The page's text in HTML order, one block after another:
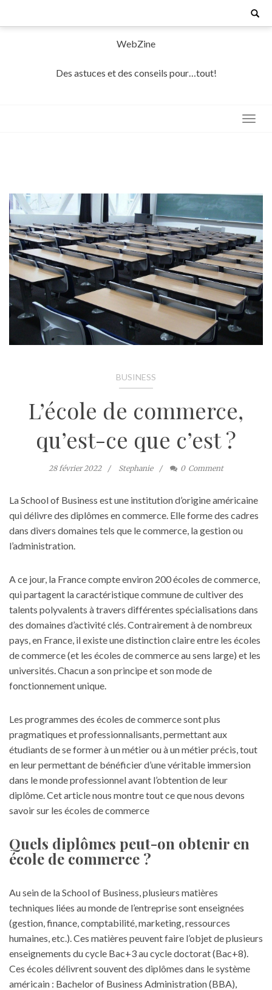
Search
WebZine
Des astuces et des conseils pour…tout!
BUSINESS
L’école de commerce,
qu’est-ce que c’est ?
28 février 2022 Stephanie 0 Comment
La School of Business est une institution d’origine américaine
qui délivre des diplômes en commerce. Elle forme des cadres
dans divers domaines tels que le commerce, la gestion ou
l’administration.
A ce jour, la France compte environ 200 écoles de commerce,
qui partagent la caractéristique commune de cultiver des
talents polyvalents à travers différentes spécialisations dans
des domaines d’activité clés. Contrairement à de nombreux
pays, en France, il existe une distinction claire entre les écoles
de commerce (et les écoles de commerce au sens large) et les
universités. Chacun a son principe et son mode de
fonctionnement unique.
Les programmes des écoles de commerce sont plus
pragmatiques et professionnalisants, permettant aux
étudiants de se former à un métier ou à un métier précis, tout
en leur permettant de bénéficier d’une véritable immersion
dans le monde professionnel avant l’obtention de leur
diplôme. Cet article nous montre tout ce que nous devons
savoir sur les écoles de commerce
Quels diplômes peut-on obtenir en
école de commerce ?
Au sein de la School of Business, plusieurs matières
techniques liées au monde de l’entreprisesont enseignées
(gestion, finance, comptabilité, marketing, ressources
humaines, etc.). Ces matières peuvent faire l’objet de plusieurs
enseignements du cycle Bac+3 au cycle doctorat (Bac+8).
Ces écoles délivrent souvent des diplômes dans le système
américain : Bachelor of Business Administration (BBA),